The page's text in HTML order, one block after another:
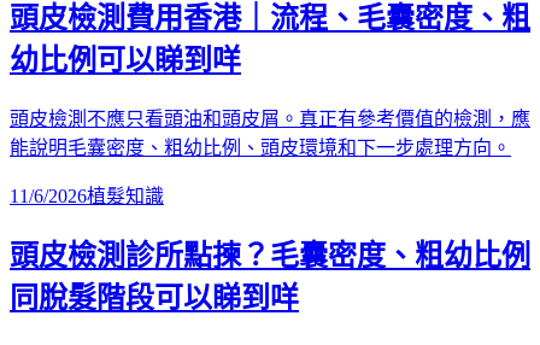
頭皮檢測費用香港｜流程、毛囊密度、粗
幼比例可以睇到咩
頭皮檢測不應只看頭油和頭皮屑。真正有參考價值的檢測，應
能說明毛囊密度、粗幼比例、頭皮環境和下一步處理方向。
11/6/2026植髮知識
頭皮檢測診所點揀？毛囊密度、粗幼比例
同脫髮階段可以睇到咩